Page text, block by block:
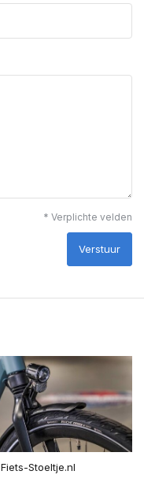
* Verplichte velden
Verstuur
Fiets-Stoeltje.nl